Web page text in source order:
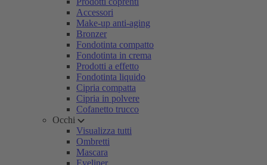
Accessori
Make-up anti-aging
Bronzer
Fondotinta compatto
Fondotinta in crema
Prodotti a effetto
Fondotinta liquido
Cipria compatta
Cipria in polvere
Cofanetto trucco
Occhi
Visualizza tutti
Ombretti
Mascara
Eyeliner